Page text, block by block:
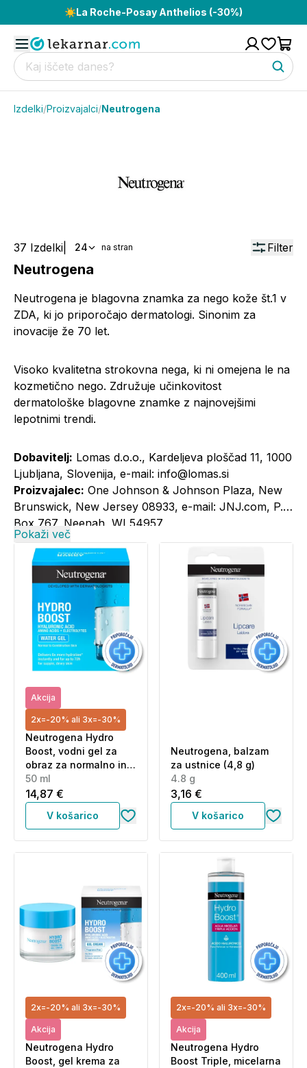
☀️La Roche-Posay Anthelios (-30%)
Izdelki/Proizvajalci/Neutrogena
37 Izdelki 24 na stran Filter
Neutrogena
Neutrogena je blagovna znamka za nego kože št.1 v
ZDA, ki jo priporočajo dermatologi. Sinonim za
inovacije že 70 let.
Visoko kvalitetna strokovna nega, ki ni omejena le na
kozmetično nego. Združuje učinkovitost
dermatološke blagovne znamke z najnovejšimi
lepotnimi trendi.
Dobavitelj: Lomas d.o.o., Kardeljeva ploščad 11, 1000
Ljubljana, Slovenija, e-mail: info@lomas.si
Proizvajalec: One Johnson & Johnson Plaza, New
Brunswick, New Jersey 08933, e-mail: JNJ.com, P.O.
Box 767, Neenah, WI 54957
Pokaži več
Akcija
2x=-20% ali 3x=-30%
Neutrogena Hydro
Boost, vodni gel za
obraz za normalno in
mešano kožo (50 ml)
50 ml
14,87 €
V košarico
Neutrogena, balzam
za ustnice (4,8 g)
4.8 g
3,16 €
V košarico
2x=-20% ali 3x=-30%
Akcija
Neutrogena Hydro
Boost, gel krema za
2x=-20% ali 3x=-30%
Akcija
Neutrogena Hydro
Boost Triple, micelarna